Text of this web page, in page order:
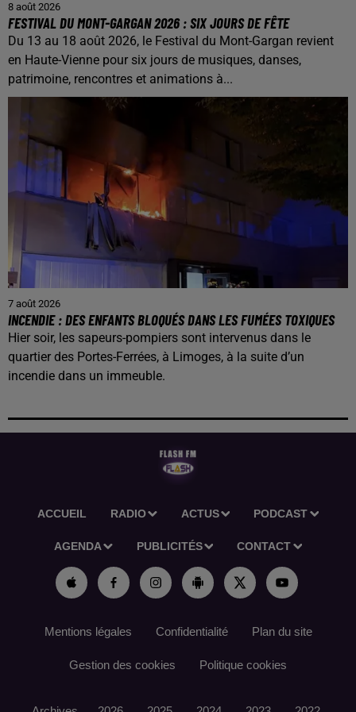
8 août 2026
FESTIVAL DU MONT-GARGAN 2026 : SIX JOURS DE FÊTE
Du 13 au 18 août 2026, le Festival du Mont-Gargan revient
en Haute-Vienne pour six jours de musiques, danses,
patrimoine, rencontres et animations à...
7 août 2026
INCENDIE : DES ENFANTS BLOQUÉS DANS LES FUMÉES TOXIQUES
Hier soir, les sapeurs-pompiers sont intervenus dans le
quartier des Portes-Ferrées, à Limoges, à la suite d’un
incendie dans un immeuble.
ACCUEIL RADIO ACTUS PODCAST
AGENDA PUBLICITÉS CONTACT
Mentions légales Confidentialité Plan du site
Gestion des cookies Politique cookies